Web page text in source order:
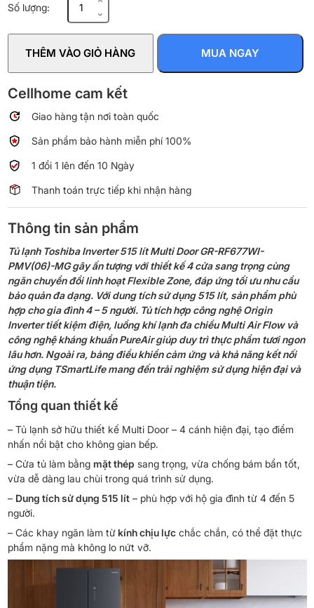
Số lượng:lạnh
515
lít
Door
GR-
PMV(06)-
MG
lượng
THÊM VÀO GIỎ HÀNG MUA NGAY
Cellhome cam kết
Giao hàng tận nơi toàn quốc
Sản phẩm bảo hành miễn phí 100%
1 đổi 1 lên đến 10 Ngày
Thanh toán trực tiếp khi nhận hàng
Thông tin sản phẩm
Tủ lạnh Toshiba Inverter 515 lít Multi Door GR-RF677WI-
PMV(06)-MG gây ấn tượng với thiết kế 4 cửa sang trọng cùng
ngăn chuyển đổi linh hoạt Flexible Zone, đáp ứng tối ưu nhu cầu
bảo quản đa dạng. Với dung tích sử dụng 515 lít, sản phẩm phù
hợp cho gia đình 4 – 5 người. Tủ tích hợp công nghệ Origin
Inverter tiết kiệm điện, luồng khí lạnh đa chiều Multi Air Flow và
công nghệ kháng khuẩn PureAir giúp duy trì thực phẩm tươi ngon
lâu hơn. Ngoài ra, bảng điều khiển cảm ứng và khả năng kết nối
ứng dụng TSmartLife mang đến trải nghiệm sử dụng hiện đại và
thuận tiện.
Tổng quan thiết kế
– Tủ lạnh sở hữu thiết kế Multi Door – 4 cánh hiện đại, tạo điểm
nhấn nổi bật cho không gian bếp.
– Cửa tủ làm bằng mặt thép sang trọng, vừa chống bám bẩn tốt,
vừa dễ dàng lau chùi trong quá trình sử dụng.
– Dung tích sử dụng 515 lít– phù hợp với hộ gia đình từ 4 đến 5
người.
– Các khay ngăn làm từkính chịu lựcchắc chắn, có thể đặt thực
phẩm nặng mà không lo nứt vỡ.